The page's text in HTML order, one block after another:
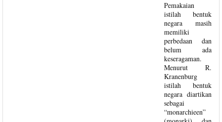
Pemakaian
istilah bentuk
negara masih
memiliki
perbedaan dan
belum ada
keseragaman.
Menurut R.
Kranenburg
istilah bentuk
negara diartikan
sebagai
“monarchieen”